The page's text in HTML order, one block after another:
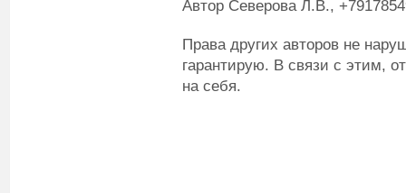
Автор Северова Л.В.,
Права других авторов не
гарантирую. В связи с этим,
на себя.